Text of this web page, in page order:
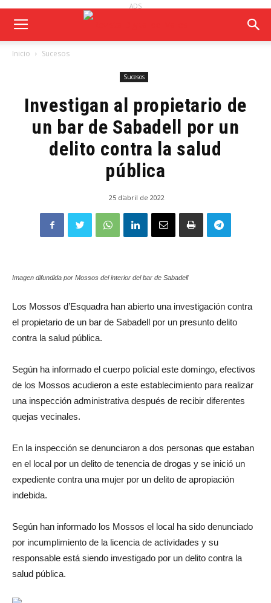
ADS
Inicio Sucesos
Sucesos
Investigan al propietario de
un bar de Sabadell por un
delito contra la salud
pública
25 d'abril de 2022
Imagen difundida por Mossos del interior del bar de Sabadell
Los Mossos d’Esquadra han abierto una investigación contra
el propietario de un bar de Sabadell por un presunto delito
contra la salud pública.
Según ha informado el cuerpo policial este domingo, efectivos
de los Mossos acudieron a este establecimiento para realizar
una inspección administrativa después de recibir diferentes
quejas vecinales.
En la inspección se denunciaron a dos personas que estaban
en el local por un delito de tenencia de drogas y se inició un
expediente contra una mujer por un delito de apropiación
indebida.
Según han informado los Mossos el local ha sido denunciado
por incumplimiento de la licencia de actividades y su
responsable está siendo investigado por un delito contra la
salud pública.